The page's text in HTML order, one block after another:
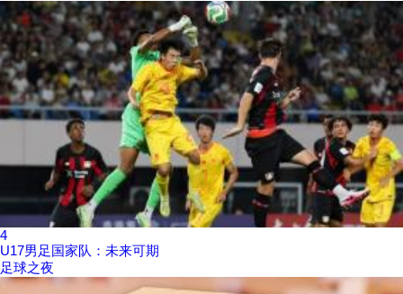
4
U17男足国家队：未来可期
足球之夜